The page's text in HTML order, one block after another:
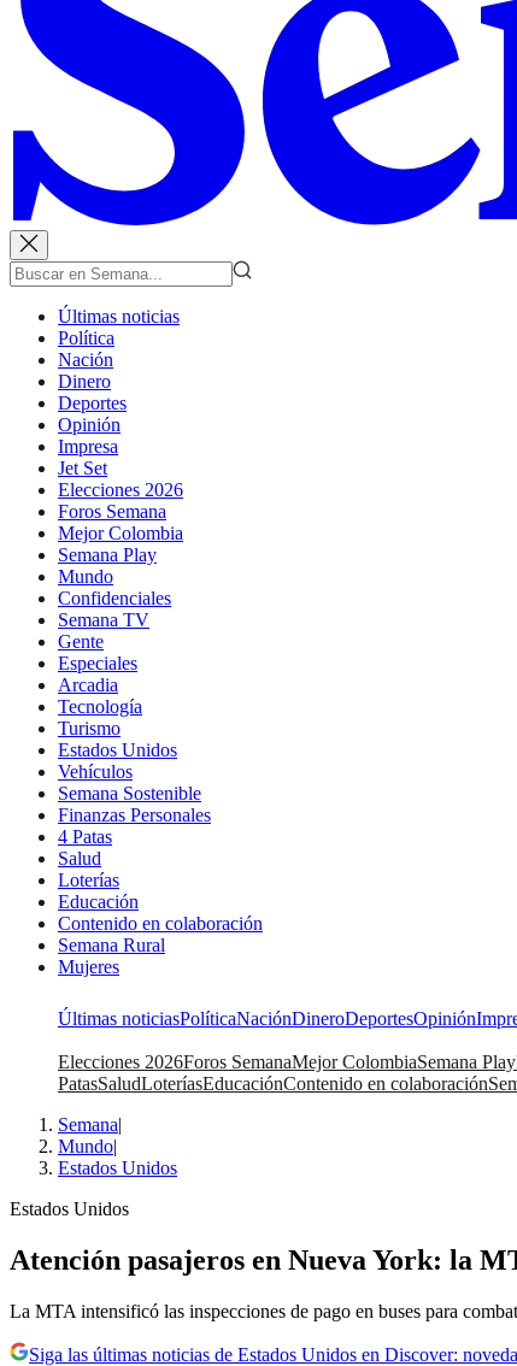
Últimas noticias
Política
Nación
Dinero
Deportes
Opinión
Impresa
Jet Set
Elecciones 2026
Foros Semana
Mejor Colombia
Semana Play
Mundo
Confidenciales
Semana TV
Gente
Especiales
Arcadia
Tecnología
Turismo
Estados Unidos
Vehículos
Semana Sostenible
Finanzas Personales
4 Patas
Salud
Loterías
Educación
Contenido en colaboración
Semana Rural
Mujeres
Últimas noticiasPolíticaNaciónDineroDeportesOpinión
Elecciones 2026Foros SemanaMejor ColombiaSemana Play
PatasSaludLoteríasEducaciónContenido en colaboración
Semana|
Mundo|
Estados Unidos
Estados Unidos
Atención pasajeros en Nueva York: la
La MTA intensificó las inspecciones de pago en buses para
Siga las últimas noticias de Estados Unidos en Discover: